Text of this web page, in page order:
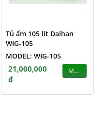
Tủ ấm 105 lít Daihan
WIG-105
MODEL: WIG-105
21,000,000
đ
MUA